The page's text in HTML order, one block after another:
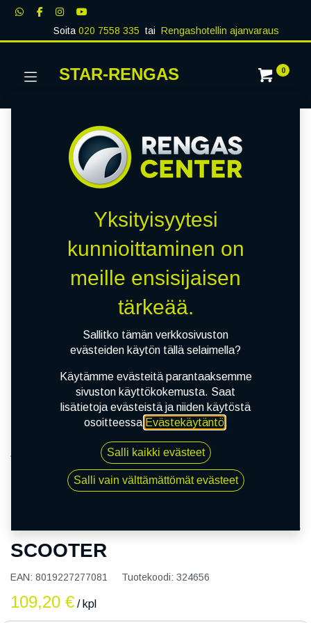
Soita020 7558 335 tai Rengashotellin ajanvaraus
STAR-RENGAS 0
110/70R16 52S PIRELLI ANGEL SCOOTER
SCOOTER
EAN: 8019227277081 Tuotekoodi: 324656
109,20 € / kpl
Yksityisyytesi
kunnioittaminen on
meille ensisijaisen
tärkeää.
Sallitko tämän verkkosivuston
evästeiden käytön tällä selaimella?
Käytämme evästeitä parantaaksemme
sivuston käyttökokemusta. Saat
lisätietoja evästeistä ja niiden käytöstä
osoitteessa Evästekäytäntö.
Salli kaikki evästeet
Salli vain välttämättömät evästeet